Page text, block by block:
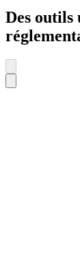
Des outils